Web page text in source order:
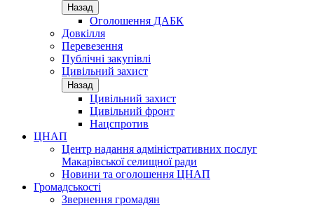
Назад
Оголошення ДАБК
Довкілля
Перевезення
Публічні закупівлі
Цивільний захист
Назад
Цивільний захист
Цивільний фронт
Нацспротив
ЦНАП
Центр надання адміністративних послуг
Макарівської селищної ради
Новини та оголошення ЦНАП
Громадськості
Звернення громадян